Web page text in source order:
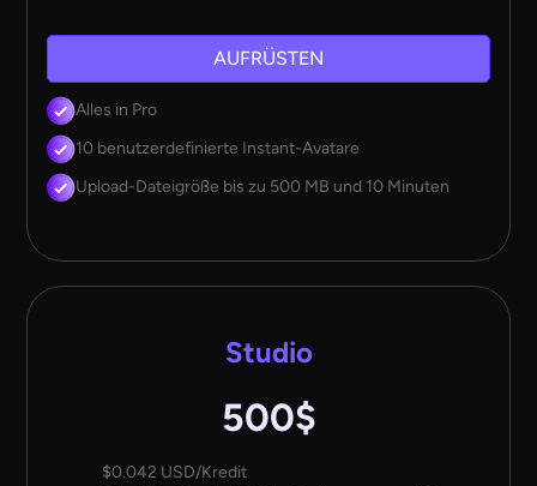
AUFRÜSTEN
Alles in Pro
10 benutzerdefinierte Instant-Avatare
Upload-Dateigröße bis zu 500 MB und 10 Minuten
Studio
500$
$0.042 USD/Kredit